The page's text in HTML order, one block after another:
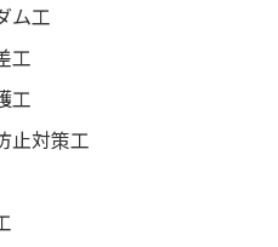
ム工
工
工
止対策工